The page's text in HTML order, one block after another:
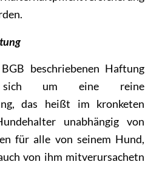
beschriebenen Haftung
um eine reine
das heißt im kronketen
unabhängig von
für alle von seinem Hund,
von ihm mitverursachetn